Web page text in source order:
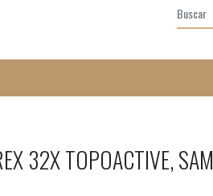
32X TOPOACTIVE, SAM